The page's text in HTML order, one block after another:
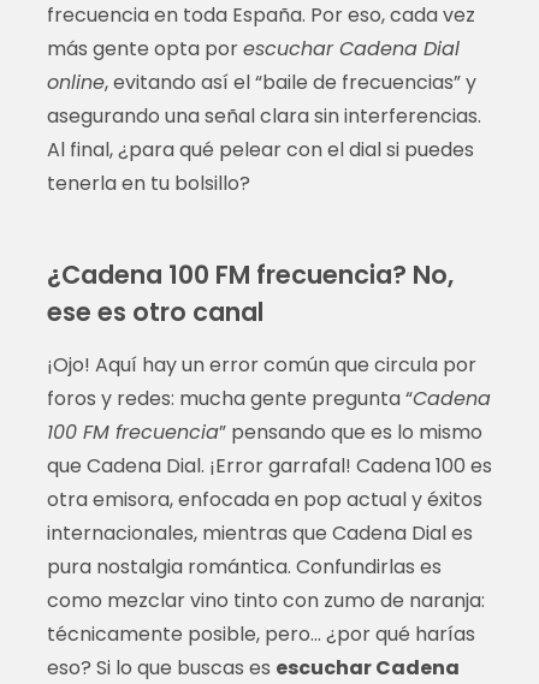
frecuencia en toda España. Por eso, cada vez
más gente opta porescuchar Cadena Dial
online, evitando así el “baile de frecuencias” y
asegurando una señal clara sin interferencias.
Al final, ¿para qué pelear con el dial si puedes
tenerla en tu bolsillo?
¿Cadena 100 FM frecuencia? No,
ese es otro canal
¡Ojo! Aquí hay un error común que circula por
foros y redes: mucha gente pregunta “Cadena
100 FM frecuencia” pensando que es lo mismo
que Cadena Dial. ¡Error garrafal! Cadena 100 es
otra emisora, enfocada en pop actual y éxitos
internacionales, mientras que Cadena Dial es
pura nostalgia romántica. Confundirlas es
como mezclar vino tinto con zumo de naranja:
técnicamente posible, pero… ¿por qué harías
eso? Si lo que buscas es escuchar Cadena